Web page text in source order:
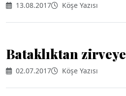
13.08.2017 Köşe Yazısı
Bataklıktan zirveye
02.07.2017 Köşe Yazısı